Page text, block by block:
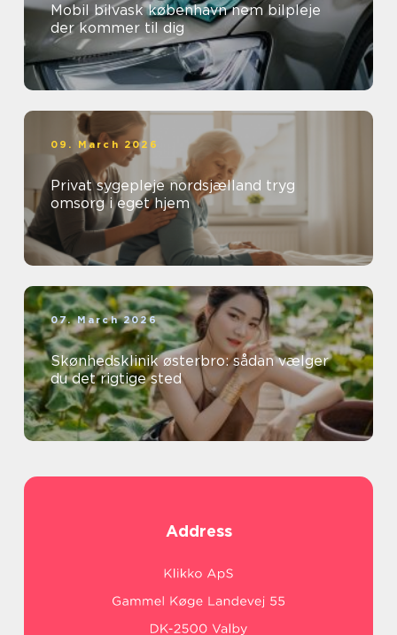
Mobil bilvask københavn nem bilpleje
der kommer til dig
09. March 2026
Privat sygepleje nordsjælland tryg
omsorg i eget hjem
07. March 2026
Skønhedsklinik østerbro: sådan vælger
du det rigtige sted
Address